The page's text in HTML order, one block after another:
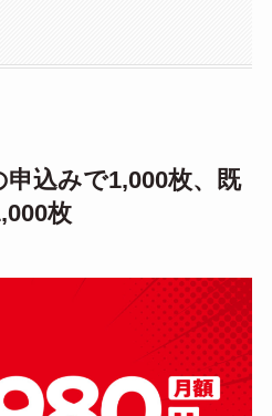
込みで1,000枚、既
枚